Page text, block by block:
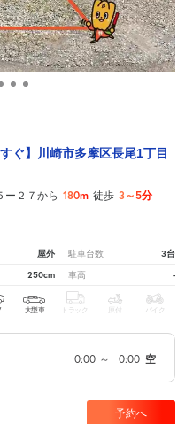
ぐ】川崎市多摩区長尾1丁目
ー２７から 180m 徒歩 3～5分
屋外 駐車台数 3台
250cm 車高 -
大型車 トラック 原付 バイク
0:00 ～ 0:00 空
予約へ